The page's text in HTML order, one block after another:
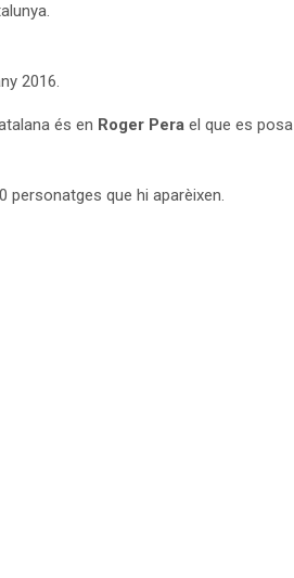
2016.
és en Roger Pera el que es
personatges que hi aparèixen.